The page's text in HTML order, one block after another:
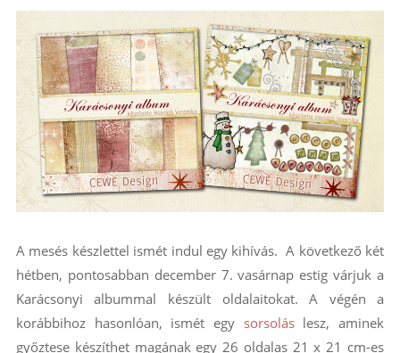
A mesés készlettel ismét indul egy kihívás. A következő két
hétben, pontosabban december 7. vasárnap estig várjuk a
Karácsonyi albummal készült oldalaitokat. A végén a
korábbihoz hasonlóan, ismét egy sorsoláslesz, aminek
győztese készíthet magának egy 26 oldalas 21 x 21 cm-es